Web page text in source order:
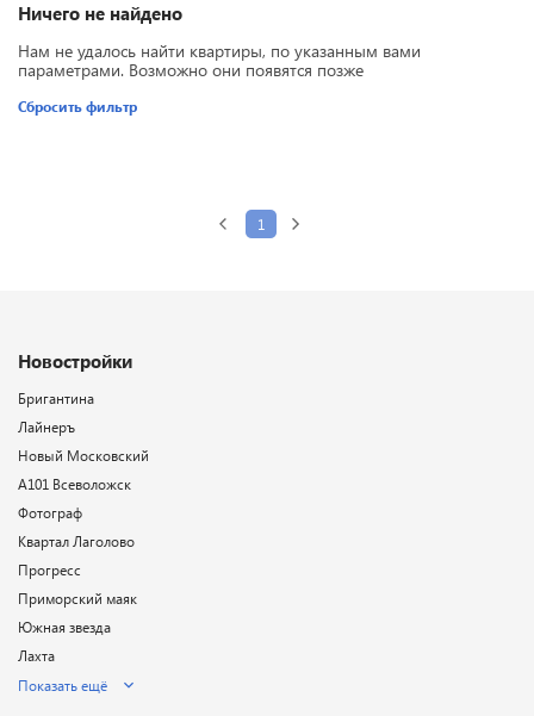
Ничего не найдено
Нам не удалось найти квартиры, по указанным вами
параметрами. Возможно они появятся позже
Сбросить фильтр
1
Новостройки
Бригантина
Лайнеръ
Новый Московский
А101 Всеволожск
Фотограф
Квартал Лаголово
Прогресс
Приморский маяк
Южная звезда
Лахта
Показать ещё